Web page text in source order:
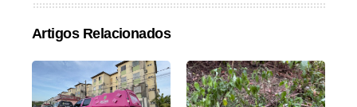
Artigos Relacionados